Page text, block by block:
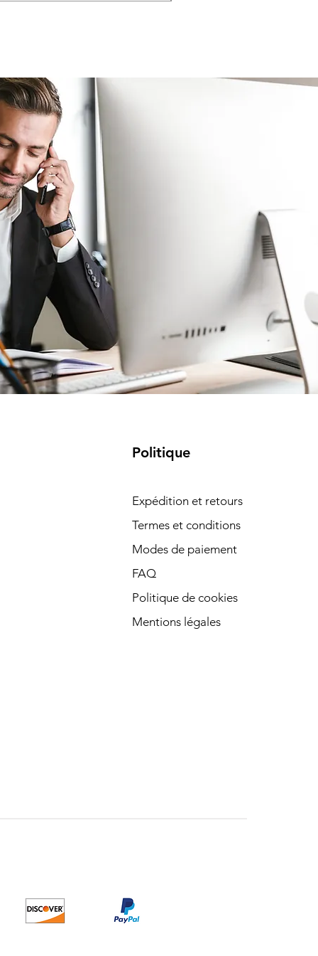
Politique
Expédition et retours
Termes et conditions
Modes de paiement
FAQ
Politique de cookies
Mentions légales